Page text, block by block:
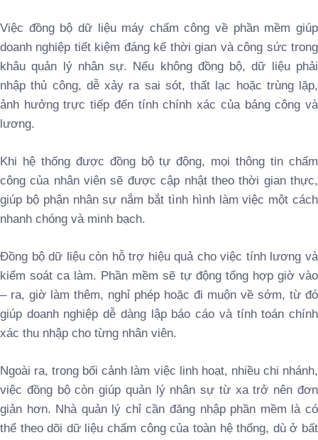
Việc đồng bộ dữ liệu máy chấm công về phần mềm giúp
doanh nghiệp tiết kiệm đáng kể thời gian và công sức trong
khâu quản lý nhân sự. Nếu không đồng bộ, dữ liệu phải
nhập thủ công, dễ xảy ra sai sót, thất lạc hoặc trùng lặp,
ảnh hưởng trực tiếp đến tính chính xác của bảng công và
lương.
Khi hệ thống được đồng bộ tự động, mọi thông tin chấm
công của nhân viên sẽ được cập nhật theo thời gian thực,
giúp bộ phận nhân sự nắm bắt tình hình làm việc một cách
nhanh chóng và minh bạch.
Đồng bộ dữ liệu còn hỗ trợ hiệu quả cho việc tính lương và
kiểm soát ca làm. Phần mềm sẽ tự động tổng hợp giờ vào
– ra, giờ làm thêm, nghỉ phép hoặc đi muộn về sớm, từ đó
giúp doanh nghiệp dễ dàng lập báo cáo và tính toán chính
xác thu nhập cho từng nhân viên.
Ngoài ra, trong bối cảnh làm việc linh hoạt, nhiều chi nhánh,
việc đồng bộ còn giúp quản lý nhân sự từ xa trở nên đơn
giản hơn. Nhà quản lý chỉ cần đăng nhập phần mềm là có
thể theo dõi dữ liệu chấm công của toàn hệ thống, dù ở bất